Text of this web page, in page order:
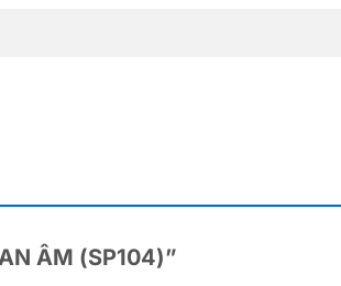
ÂM (SP104)”